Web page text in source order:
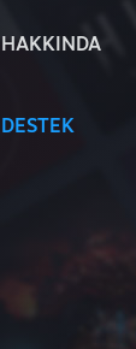
HAKKINDA
DESTEK